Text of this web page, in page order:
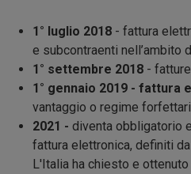
1° luglio 2018 - fattura
e subcontraenti nell’ambito
1° settembre 2018 -
1° gennaio 2019 -
vantaggio o regime
2021 - diventa obbligatorio
fattura elettronica, definiti
L'Italia ha chiesto e